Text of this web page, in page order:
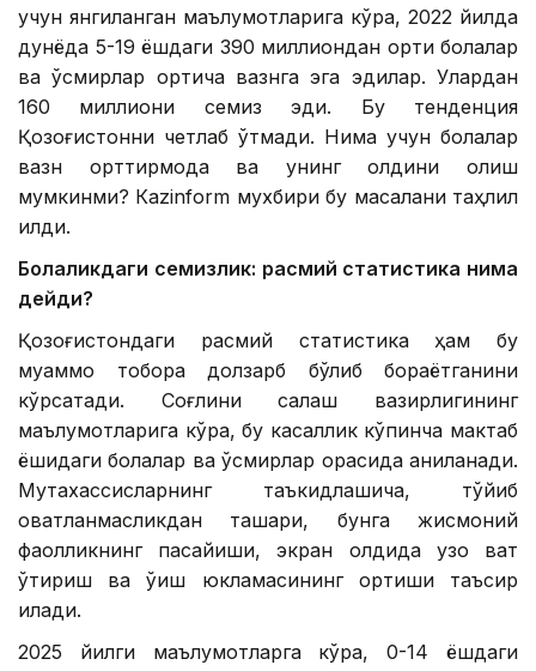
учун янгиланган маълумотларига кўра, 2022 йилда
дунёда 5-19 ёшдаги 390 миллиондан ортиқ болалар
ва ўсмирлар ортиқча вазнга эга эдилар. Улардан
160 миллиони семиз эди. Бу тенденция
Қозоғистонни четлаб ўтмади. Нима учун болалар
вазн орттирмоқда ва унинг олдини олиш
мумкинми? Кazinform мухбири бу масалани таҳлил
қилди.
Болаликдаги семизлик: расмий статистика нима
дейди?
Қозоғистондаги расмий статистика ҳам бу
муаммо тобора долзарб бўлиб бораётганини
кўрсатади. Соғлиқни сақлаш вазирлигининг
маълумотларига кўра, бу касаллик кўпинча мактаб
ёшидаги болалар ва ўсмирлар орасида аниқланади.
Мутахассисларнинг таъкидлашича, тўйиб
овқатланмасликдан ташқари, бунга жисмоний
фаолликнинг пасайиши, экран олдида узоқ вақт
ўтириш ва ўқиш юкламасининг ортиши таъсир
қилади.
2025 йилги маълумотларга кўра, 0-14 ёшдаги